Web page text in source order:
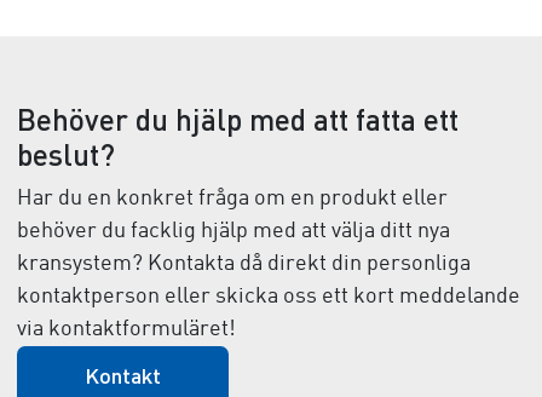
Behöver du hjälp med att fatta ett
beslut?
Har du en konkret fråga om en produkt eller
behöver du facklig hjälp med att välja ditt nya
kransystem? Kontakta då direkt din personliga
kontaktperson eller skicka oss ett kort meddelande
via kontaktformuläret!
Kontakt